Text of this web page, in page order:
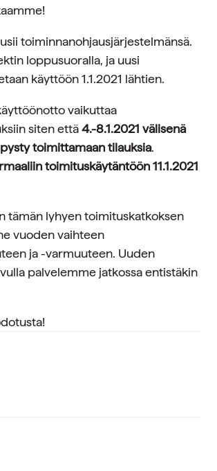
toiminnanohjausjärjestelmänsä.
loppusuoralla, ja uusi
käyttöön 1.1.2021 lähtien.
vaikuttaa
siten että4.-8.1.2021 välisenä
toimittamaan tilauksia.
toimituskäytäntöön 11.1.2021
tämän lyhyen toimituskatkoksen
vuoden vaihteen
ja -varmuuteen. Uuden
palvelemme jatkossa entistäkin